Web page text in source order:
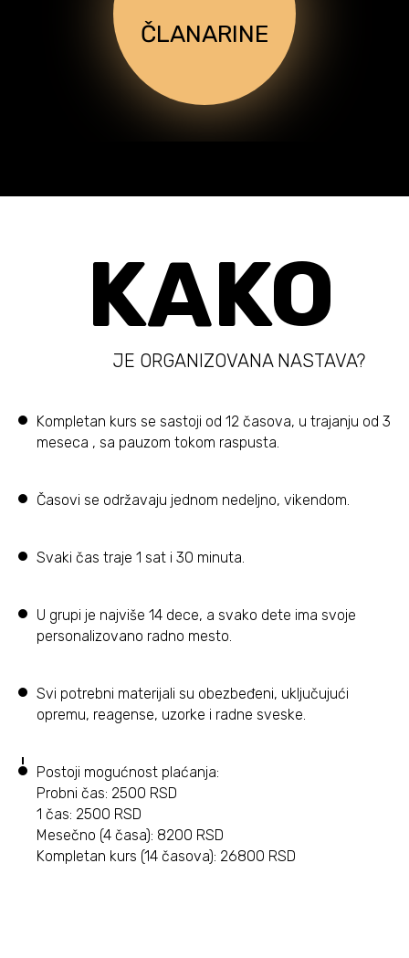
ČLANARINE
KAKO
JE ORGANIZOVANA NASTAVA?
Kompletan kurs se sastoji od 12 časova, u trajanju od 3
meseca , sa pauzom tokom raspusta.
Časovi se održavaju jednom nedeljno, vikendom.
Svaki čas traje 1 sat i 30 minuta.
U grupi je najviše 14 dece, a svako dete ima svoje
personalizovano radno mesto.
Svi potrebni materijali su obezbeđeni, uključujući
opremu, reagense, uzorke i radne sveske.
Postoji mogućnost plaćanja:
Probni čas: 2500 RSD
1 čas: 2500 RSD
Mesečno (4 časa): 8200 RSD
Kompletan kurs (14 časova): 26800 RSD